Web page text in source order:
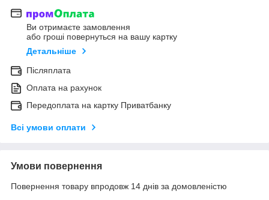
Ви отримаєте замовлення
або гроші повернуться на вашу картку
Детальніше
Післяплата
Оплата на рахунок
Передоплата на картку Приватбанку
Всі умови оплати
Умови повернення
Повернення товару впродовж 14 днів за домовленістю